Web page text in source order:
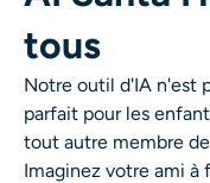
tous
Notre outil d'IA n'est
parfait pour les
tout autre membre
Imaginez votre ami à